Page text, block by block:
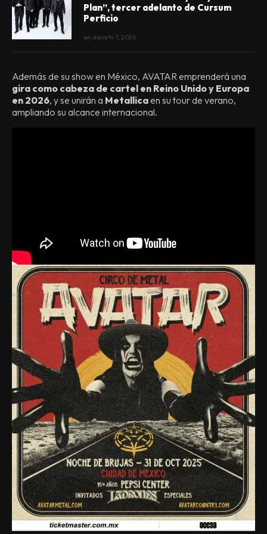
Plan”, tercer adelanto de Cursum
Perficio
en agosto 7, 2026
Además de su show en México, AVATAR emprenderá una
gira como cabeza de cartel en Reino Unido y Europa
en 2026, y se unirán a Metallica en su tour de verano,
ampliando su alcance internacional.